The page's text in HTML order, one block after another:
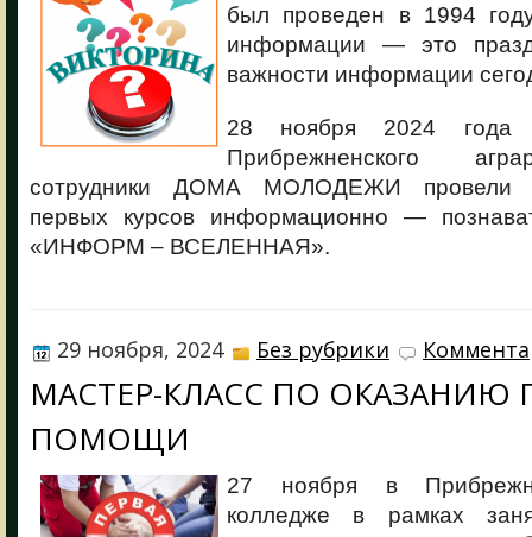
был проведен в 1994
информации — это
важности информации
28 ноября 2024 года
Прибрежненского
сотрудники ДОМА МОЛОДЕЖИ провели
первых курсов информационно —
«ИНФОРМ – ВСЕЛЕННАЯ».
29 ноября, 2024 Без рубрики
МАСТЕР-КЛАСС ПО ОКАЗАНИЮ
ПОМОЩИ
27 ноября в
колледже в рамках